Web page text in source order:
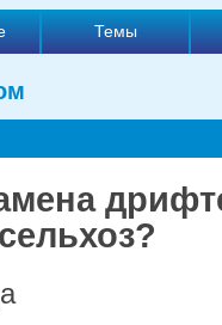
Темы